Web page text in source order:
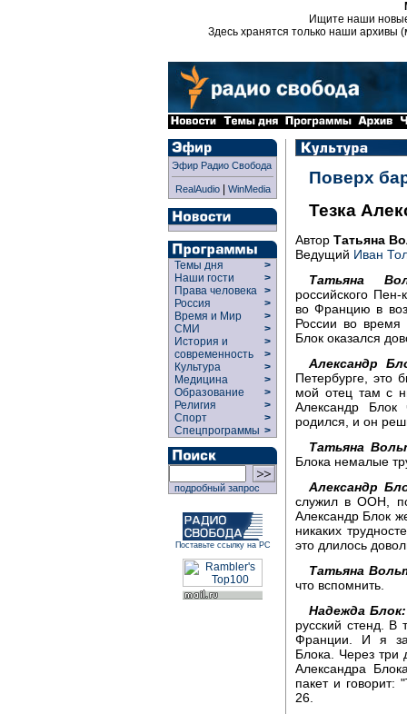
Ищите наши
Здесь хранятся только наши архивы
Эфир Радио Свобода
RealAudio| WinMedia
Темы дня
>
Наши гости
>
Права человека >
Россия
>
Время и Мир
>
СМИ
>
История и
современность
>
>
Культура
>
Медицина
>
Образование
>
Религия
>
Спорт
>
Спецпрограммы >
подробный запрос
Поставьте ссылку на РС
Поверх
Тезка
Автор Татьяна
Ведущий Иван
Татьяна
российского
во Францию в
России во время
Блок оказался
Александр
Петербурге, это
мой отец там с
Александр
родился, и он
Татьяна
Блока немалые
Александр
служил в ООН,
Александр Блок
никаких
это длилось
Татьяна
что вспомнить.
Надежда Блок:
русский стенд. В
Франции. И я
Блока. Через
Александра
пакет и
26.